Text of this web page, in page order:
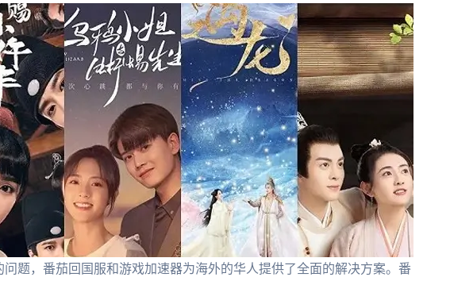
题，番茄回国服和游戏加速器为海外的华人提供了全面的解决方案。番